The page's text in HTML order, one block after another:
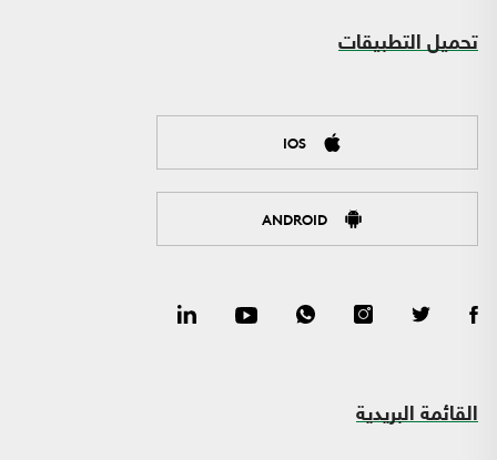
تحميل التطبيقات
IOS
ANDROID
القائمة البريدية